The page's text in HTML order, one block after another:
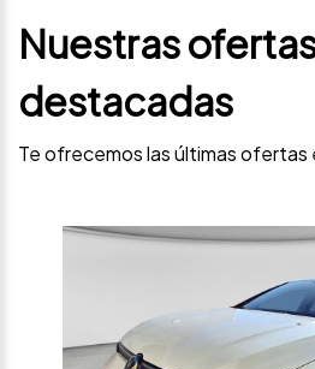
Nuestras
destacadas
Te ofrecemos las últimas ofertas